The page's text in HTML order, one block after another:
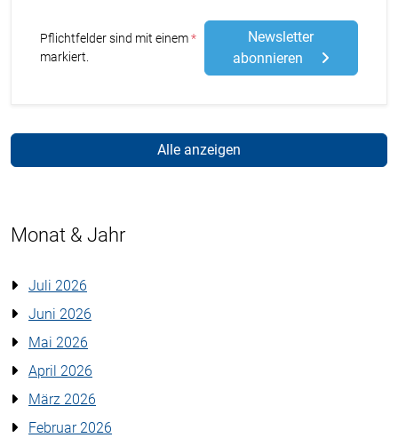
Pflichtfelder sind mit einem Stern
markiert.
Newsletter
abonnieren
Alle anzeigen
Monat & Jahr
Juli 2026
Juni 2026
Mai 2026
April 2026
März 2026
Februar 2026